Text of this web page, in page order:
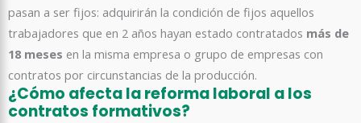
pasan a ser fijos: adquirirán la condición de fijos aquellos
trabajadores que en 2 años hayan estado contratados más de
18 meses en la misma empresa o grupo de empresas con
contratos por circunstancias de la producción.
¿Cómo afecta la reforma laboral a los
contratos formativos?